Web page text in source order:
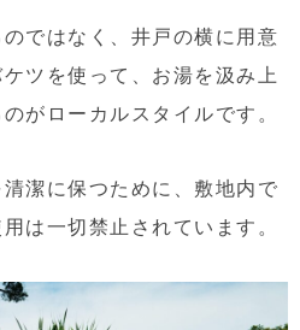
ではなく、井戸の横に用意
ツを使って、お湯を汲み上
がローカルスタイルです。
潔に保つために、敷地内で
は一切禁止されています。